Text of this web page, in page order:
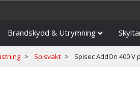
Brandskydd & Utrymning
Spisvakt Spisec AddOn 400